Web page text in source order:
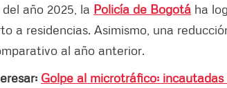
año 2025, la Policía de Bogotá ha
a residencias. Asimismo, una
al año anterior.
Golpe al microtráfico: